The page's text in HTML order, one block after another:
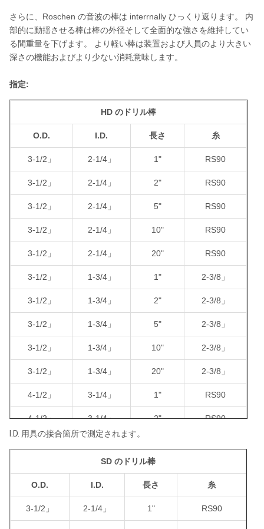
さらに、Roschen の音波の棒は interrnally ひっくり返ります。 内
部的に動揺させる棒は棒の外径そして全面的な強さを維持してい
る間重量を下げます。 より軽い棒は装置および人員のより大きい
深さの機能およびより少ない消耗意味します。
指定:
HD のドリル棒
O.D. I.D. 長さ 糸
3-1/2」 2-1/4」 1" RS90
3-1/2」 2-1/4」 2" RS90
3-1/2」 2-1/4」 5" RS90
3-1/2」 2-1/4」 10" RS90
3-1/2」 2-1/4」 20" RS90
3-1/2」 1-3/4」 1" 2-3/8」
3-1/2」 1-3/4」 2" 2-3/8」
3-1/2」 1-3/4」 5" 2-3/8」
3-1/2」 1-3/4」 10" 2-3/8」
3-1/2」 1-3/4」 20" 2-3/8」
4-1/2」 3-1/4」 1" RS90
4-1/2」 3-1/4」 2" RS90
3-1/4」 10"
4-1/2」 3-1/4」 20" RS90
4-1/2」 2-1/8」 2-7/8」
I.D. 用具の接合箇所で測定されます。
SD のドリル棒
O.D. I.D. 長さ 糸
3-1/2」 2-1/4」 1" RS90